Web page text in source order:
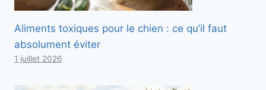
Aliments toxiques pour le chien : ce qu’il faut
absolument éviter
1 juillet 2026